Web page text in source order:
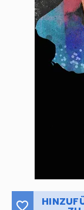
favorite_border